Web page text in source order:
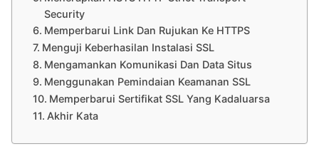
Security
Memperbarui Link Dan Rujukan Ke HTTPS
Menguji Keberhasilan Instalasi SSL
Mengamankan Komunikasi Dan Data Situs
Menggunakan Pemindaian Keamanan SSL
Memperbarui Sertifikat SSL Yang Kadaluarsa
Akhir Kata